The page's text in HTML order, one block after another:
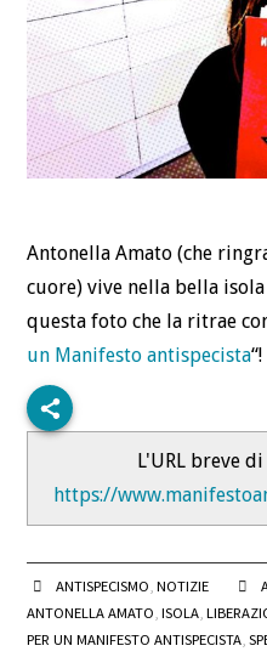
CONTATTI
Antonella Amato (che
cuore) vive nella bella
questa foto che la ritrae
un Manifesto antispecista“!
L'URL breve
https://
ANTISPECISMO, NOTIZIE
ANTONELLA AMATO,ISOLA,
PER UN MANIFESTO ANTISPECISTA,